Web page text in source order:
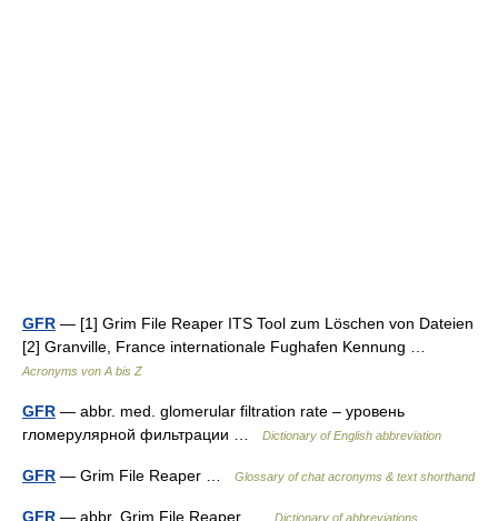
GFR — [1] Grim File Reaper ITS Tool zum Löschen von Dateien
[2] Granville, France internationale Fughafen Kennung …
Acronyms von A bis Z
GFR — abbr. med. glomerular filtration rate – уровень
гломерулярной фильтрации …
Dictionary of English abbreviation
GFR — Grim File Reaper … Glossary of chat acronyms & text shorthand
GFR — abbr. Grim File Reaper … Dictionary of abbreviations